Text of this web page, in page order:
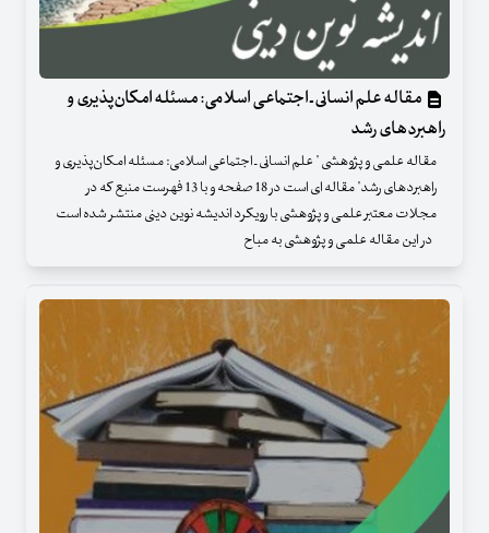
مقاله علم انسانی ـ اجتماعی اسلامی: مسئله امکان‌پذیری و
راهبردهای رشد
مقاله علمی و پژوهشی " علم انسانی ـ اجتماعی اسلامی: مسئله امکان‌پذیری و
راهبردهای رشد" مقاله ای است در 18 صفحه و با 13 فهرست منبع که در
مجلات معتبر علمی و پژوهشی با رویکرد اندیشه نوین دینی منتشر شده است
در این مقاله علمی و پژوهشی به مباح